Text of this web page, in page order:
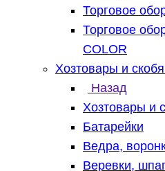
Торговое
Торговое
COLOR
Хозтовары и
Назад
Хозтовары и
Батарейки
Ведра,
Веревки,